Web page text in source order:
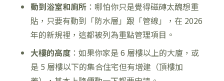
動到浴室和廁所：哪怕你只是覺得磁磚太醜想重
貼，只要有動到「防水層」跟「管線」，在 2026
年的新規裡，這都被列為重點管理項目。
大樓的高度：如果你家是 6 層樓以上的大廈，或
是 5 層樓以下的集合住宅但有增建（頂樓加